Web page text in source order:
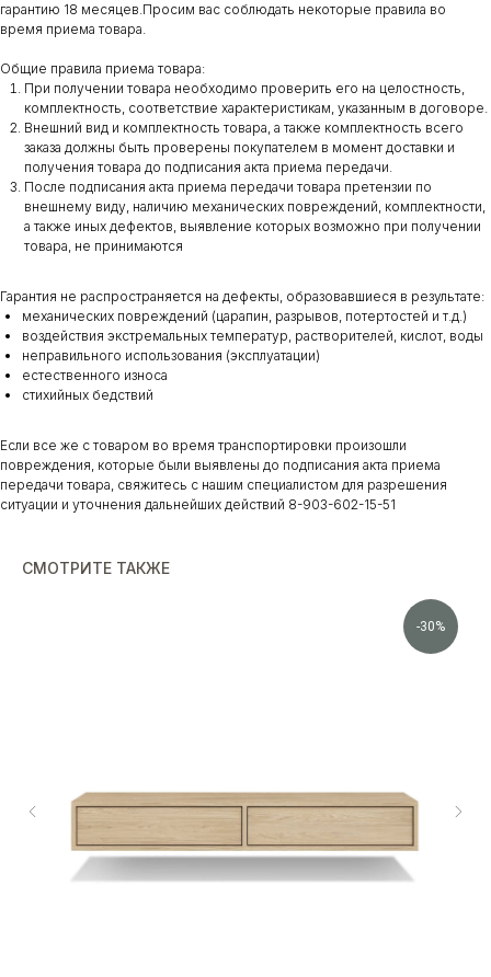
гарантию 18 месяцев.Просим вас соблюдать некоторые правила во
время приема товара.
Общие правила приема товара:
При получении товара необходимо проверить его на целостность,
комплектность, соответствие характеристикам, указанным в договоре.
Внешний вид и комплектность товара, а также комплектность всего
заказа должны быть проверены покупателем в момент доставки и
получения товара до подписания акта приема передачи.
После подписания акта приема передачи товара претензии по
внешнему виду, наличию механических повреждений, комплектности,
а также иных дефектов, выявление которых возможно при получении
товара, не принимаются
Гарантия не распространяется на дефекты, образовавшиеся в результате:
механических повреждений (царапин, разрывов, потертостей и т.д.)
воздействия экстремальных температур, растворителей, кислот, воды
неправильного использования (эксплуатации)
естественного износа
стихийных бедствий
Если все же с товаром во время транспортировки произошли
повреждения, которые были выявлены до подписания акта приема
передачи товара, свяжитесь с нашим специалистом для разрешения
ситуации и уточнения дальнейших действий 8-903-602-15-51
СМОТРИТЕ ТАКЖЕ
-30%